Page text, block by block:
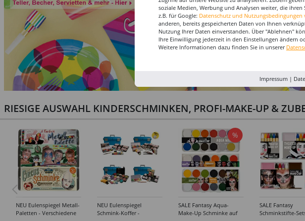
RIESIGE AUSWAHL KINDERSCHMINKEN, PROFI-MAKE-UP &
NEU Eulenspiegel Metall-
Paletten - Verschiedene
NEU Eulenspiegel
Schmink-Koffer -
%
SALE Fantasy Aqua-
Make-Up Schminke auf
SALE Fantasy
Schminkstifte-
soziale Medien, Werbung und Analysen weiter, die
z.B. für Google: Datenschutz und Nutzungsbedingungen
anderen, bereits gespeicherten Daten von Ihnen
Nutzung Ihrer Daten einverstanden. Über "Ablehnen"
Ihre Einwilligung jederzeit in den Einstellungen ändern
Weitere Informationen dazu finden Sie in unserer
Impressum|